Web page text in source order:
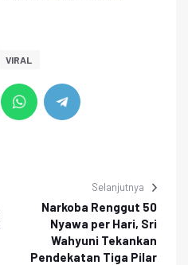
VIRAL
Selanjutnya
Narkoba Renggut 50
Nyawa per Hari, Sri
Wahyuni Tekankan
Pendekatan Tiga Pilar